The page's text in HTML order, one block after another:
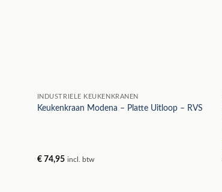
INDUSTRIELE KEUKENKRANEN
Keukenkraan Modena – Platte Uitloop – RVS
€74,95 incl. btw